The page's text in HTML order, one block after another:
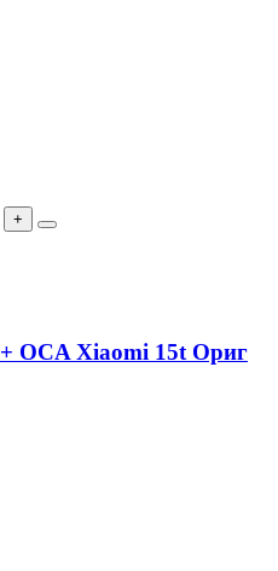
+
OCA Xiaomi 15t Ориг